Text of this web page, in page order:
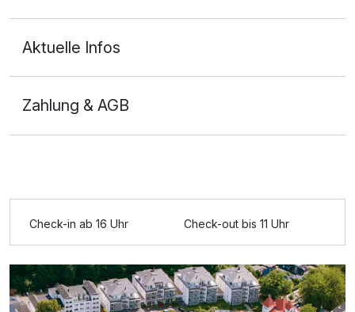
Für 4 Tage p.P. ab347,00 €
Doppelzimmer Waldseite
Aktuelle Infos
Zahlung & AGB
Check-in ab 16 Uhr Check-out bis 11 Uhr